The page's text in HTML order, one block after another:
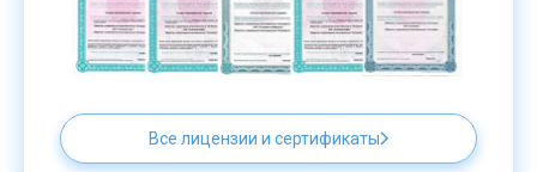
Все лицензии и сертификаты